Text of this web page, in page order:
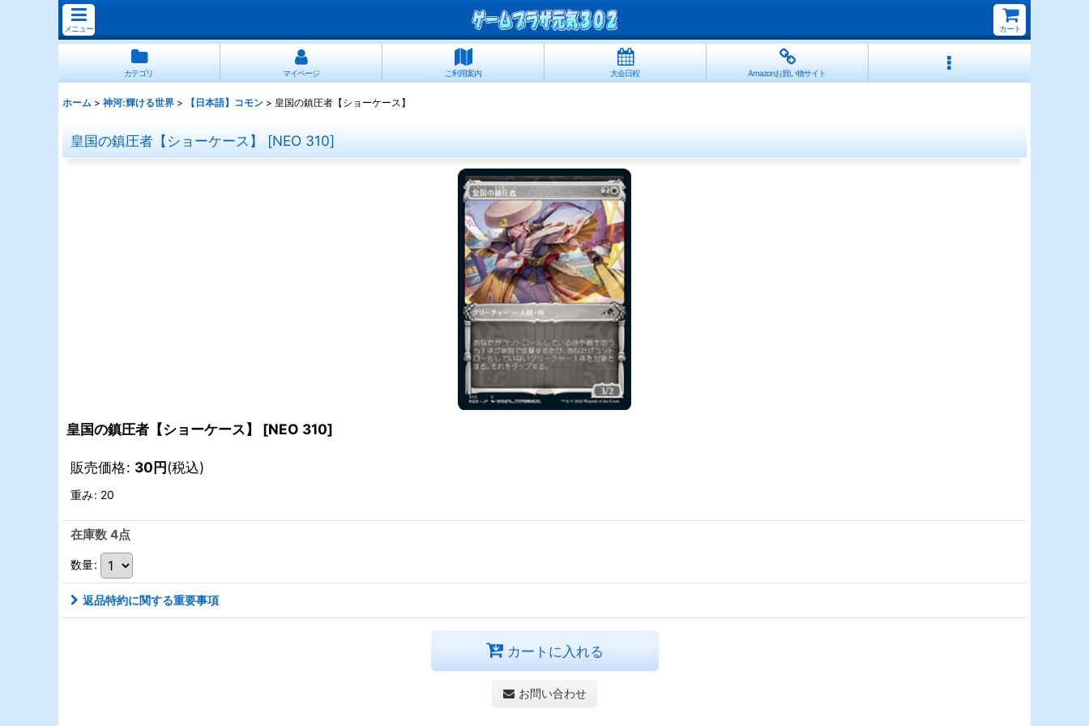
メニュー カート
カテゴリ マイページ ご利用案内 大会日程 Amazonお買い物サイト
ホーム > 神河:輝ける世界 > 【日本語】コモン > 皇国の鎮圧者【ショーケース】
皇国の鎮圧者【ショーケース】 [NEO 310]
皇国の鎮圧者【ショーケース】 [NEO 310]
販売価格: 30円(税込)
重み: 20
在庫数 4点
数量:
返品特約に関する重要事項
カートに入れる
お問い合わせ